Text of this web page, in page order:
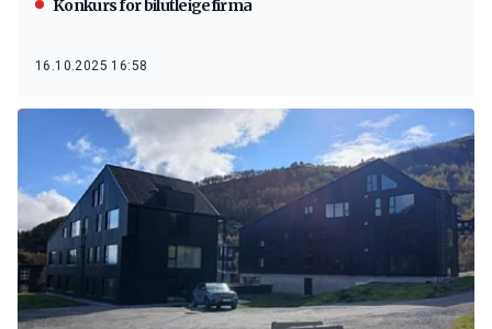
Konkurs for bilutleigefirma
16.10.2025 16:58